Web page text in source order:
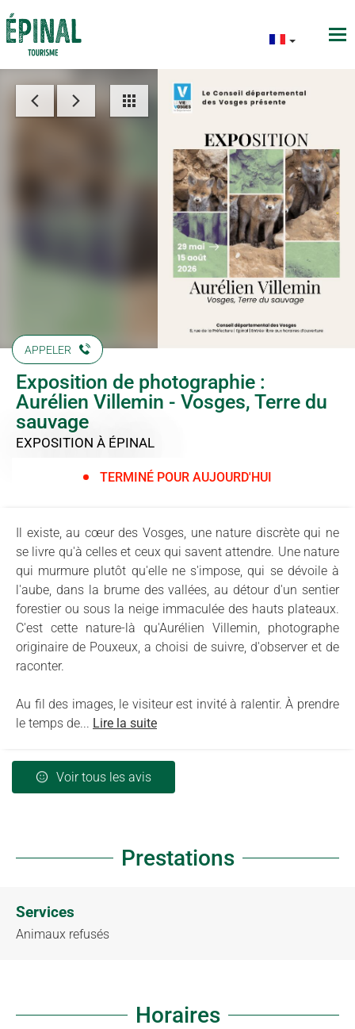
APPELER
Exposition de photographie :
Aurélien Villemin - Vosges, Terre du
sauvage
EXPOSITION À ÉPINAL
TERMINÉ POUR AUJOURD'HUI
Il existe, au cœur des Vosges, une nature discrète qui ne
se livre qu'à celles et ceux qui savent attendre. Une nature
qui murmure plutôt qu'elle ne s'impose, qui se dévoile à
l'aube, dans la brume des vallées, au détour d'un sentier
forestier ou sous la neige immaculée des hauts plateaux.
C'est cette nature-là qu'Aurélien Villemin, photographe
originaire de Pouxeux, a choisi de suivre, d'observer et de
raconter.
Au fil des images, le visiteur est invité à ralentir. À prendre
le temps de... Lire la suite
Voir tous les avis
Prestations
Services
Animaux refusés
Horaires